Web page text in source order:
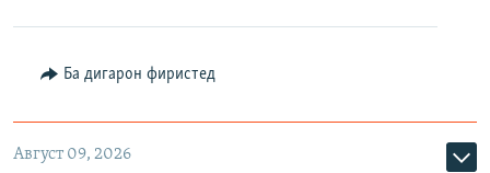
Ба дигарон фиристед
Август 09, 2026